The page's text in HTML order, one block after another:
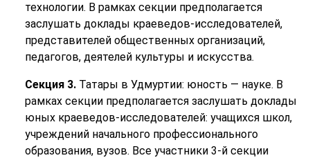
технологии. В рамках секции предполагается
заслушать доклады краеведов-исследователей,
представителей общественных организаций,
педагогов, деятелей культуры и искусства.
Секция 3. Татары в Удмуртии: юность — науке. В
рамках секции предполагается заслушать доклады
юных краеведов-исследователей: учащихся школ,
учреждений начального профессионального
образования, вузов. Все участники 3-й секции